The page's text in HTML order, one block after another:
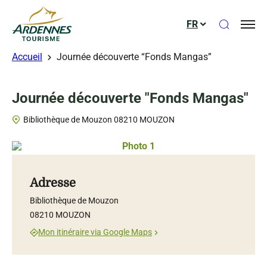
ADT des Ardennes
FR Ouvrir
Accueil Journée découverte “Fonds Mangas”
Journée découverte "Fonds Mangas"
Bibliothèque de Mouzon 08210 MOUZON
Photo 1, © Droits gérés –
Adresse
Bibliothèque de Mouzon
08210 MOUZON
Mon itinéraire via Google Maps